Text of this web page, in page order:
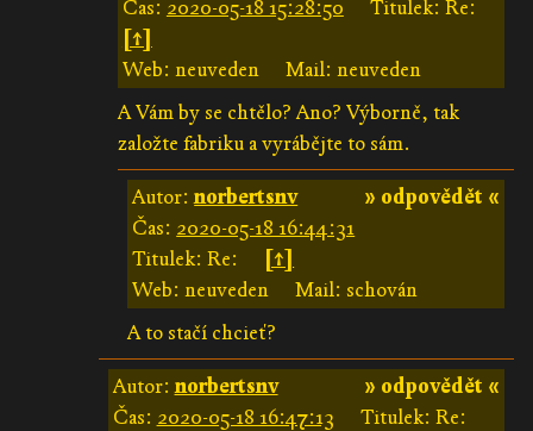
Čas: 2020-05-18 15:28:50
Titulek: Re:
[↑]
Web: neuveden
Mail: neuveden
A Vám by se chtělo? Ano? Výborně, tak
založte fabriku a vyrábějte to sám.
» odpovědět «
Autor:norbertsnv
Čas: 2020-05-18 16:44:31
Titulek: Re:
[↑]
Web: neuveden
Mail: schován
A to stačí chcieť?
» odpovědět «
Autor:norbertsnv
Čas: 2020-05-18 16:47:13
Titulek: Re: